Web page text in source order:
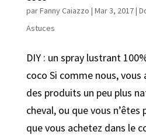
parFanny Caiazzo | Mar 3, 2017|
Astuces
DIY : un spray lustrant
coco Si comme nous,
des produits un peu plus
cheval, ou que vous
que vous achetez dans le